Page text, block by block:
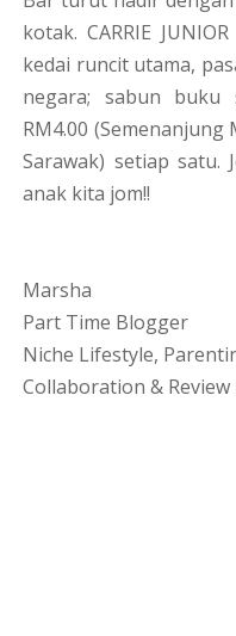
kotak. CARRIE
kedai runcit utama,
negara; sabun buku
RM4.00 (Semenanjung
Sarawak) setiap satu.
anak kita jom!!
Marsha
Part Time Blogger
Niche Lifestyle,
Collaboration &